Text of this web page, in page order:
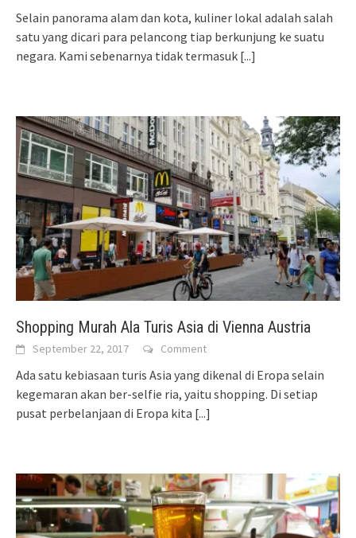
Selain panorama alam dan kota, kuliner lokal adalah salah
satu yang dicari para pelancong tiap berkunjung ke suatu
negara. Kami sebenarnya tidak termasuk [...]
Shopping Murah Ala Turis Asia di Vienna Austria
September 22, 2017 Comment
Ada satu kebiasaan turis Asia yang dikenal di Eropa selain
kegemaran akan ber-selfie ria, yaitu shopping. Di setiap
pusat perbelanjaan di Eropa kita [...]